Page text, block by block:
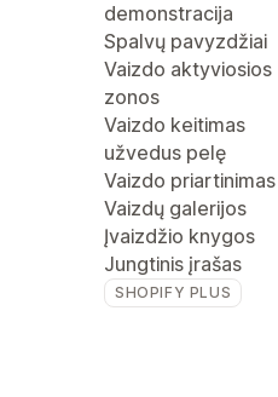
demonstracija
Spalvų pavyzdžiai
Vaizdo aktyviosios
zonos
Vaizdo keitimas
užvedus pelę
Vaizdo priartinimas
Vaizdų galerijos
Įvaizdžio knygos
Jungtinis įrašas
SHOPIFY PLUS